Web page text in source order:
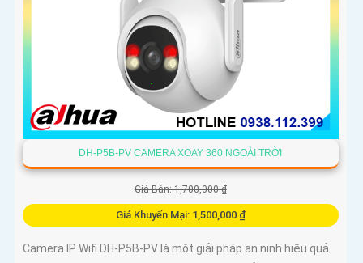
DH-P5B-PV CAMERA XOAY 360 NGOÀI TRỜI
Giá Bán: 1,700,000 ₫
Giá Khuyến Mại: 1,500,000 ₫
Camera IP Wifi DH-P5B-PV là một giải pháp an ninh hiệu quả